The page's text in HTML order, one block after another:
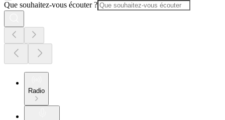
Que souhaitez-vous écouter ?
Radio